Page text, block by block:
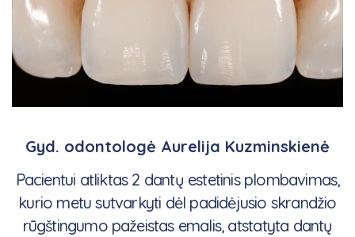
Gyd. odontologė Aurelija Kuzminskienė
Pacientui atliktas 2 dantų estetinis plombavimas,
kurio metu sutvarkyti dėl padidėjusio skrandžio
rūgštingumo pažeistas emalis, atstatyta dantų